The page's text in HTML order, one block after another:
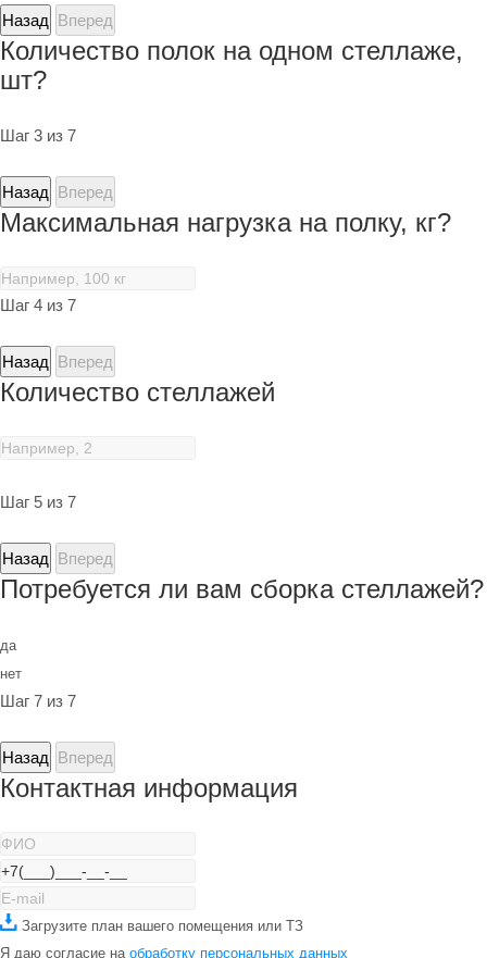
Назад Вперед
Количество полок на одном стеллаже,
шт?
Шаг 3 из 7
Назад Вперед
Максимальная нагрузка на полку, кг?
Шаг 4 из 7
Назад Вперед
Количество стеллажей
Шаг 5 из 7
Назад Вперед
Потребуется ли вам сборка стеллажей?
да
нет
Шаг 7 из 7
Назад Вперед
Контактная информация
Загрузите план вашего помещения или ТЗ
Я даю согласие на обработку персональных данных